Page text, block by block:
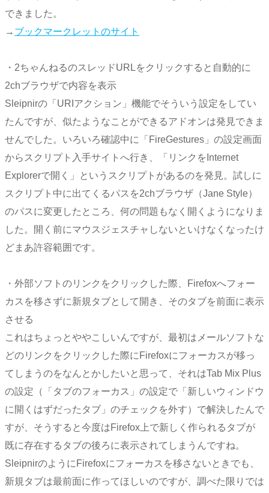
できました。
→ ブックマークレットのサイト
・2ちゃんねるのスレッドURLをクリックすると自動的に
2chブラウザで内容を表示
Sleipnirの「URIアクション」機能でそういう設定をしてい
たんですが、似たようなことができるアドオンは発見できま
せんでした。いろいろ確認中に「FireGestures」の設定画面
からスクリプト入手サイトへ行き、「リンクをInternet
Explorerで開く」というスクリプトがあるのを発見。試しに
スクリプト中に出てくるパスを2chブラウザ（Jane Style）
のパスに変更したところ、何の問題もなく開くようになりま
した。開く前にマウスジェスチャしないといけなくなったけ
どまあ許容範囲です。
・外部ソフトのリンクをクリックした際、Firefoxへフォー
カスを移さずに新規タブとして開き、そのタブを前面に表示
させる
これはちょっとややこしいんですが、最初はメールソフトな
どのリンクをクリックした際にFirefoxにフォーカスが移っ
てしまうのをなんとかしたいと思って、それはTab Mix Plus
の設定（「タブのフォーカス」の設定で「新しいウィンドウ
に開くはずだったタブ」のチェックを外す）で解決したんで
すが、そうすると今度はFirefox上で新しく作られるタブが
既に存在するタブの後ろに表示されてしまうんですね。
SleipnirのようにFirefoxにフォーカスを移さないときでも、
新規タブは最前面に作ってほしいのですが、調べた限りでは